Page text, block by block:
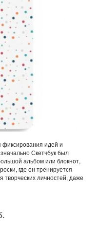
фиксирования идей и
Скетчбук был
альбом или блокнот,
где он тренируется
творческих личностей, даже